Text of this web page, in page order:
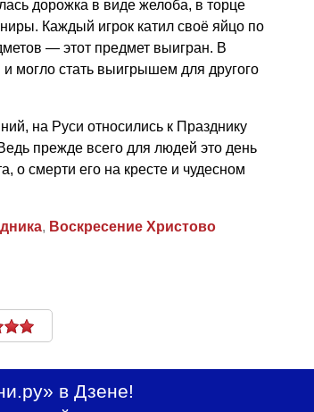
дорожка в виде желоба, в торце
Каждый игрок катил своё яйцо по
— этот предмет выигран. В
могло стать выигрышем для другого
на Руси относились к Празднику
прежде всего для людей это день
о смерти его на кресте и чудесном
, Воскресение Христово
в Дзене!